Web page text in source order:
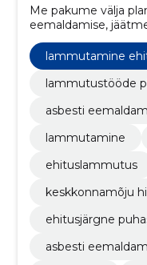
Me pakume välja
eemaldamise,
purustamise,
hindamise ja
ehitusplatsides.
lammutamine
lammutustööde
asbesti
lammutamine
ehituslammutus
keskkonnamõju
ehitusjärgne
asbesti